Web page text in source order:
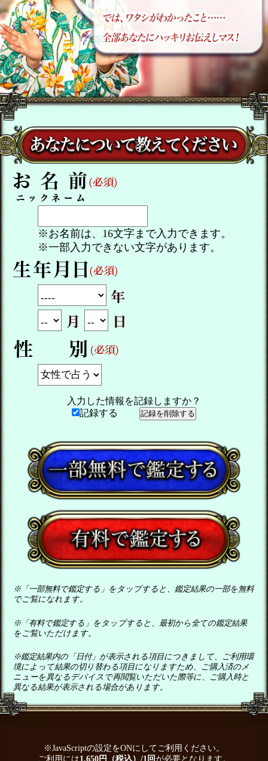
※お名前は、16文字まで入力できます。
※一部入力できない文字があります。
入力した情報を記録しますか？
記録する
※「一部無料で鑑定する」をタップすると、鑑定結果の一部を無料
でご覧になれます。
※「有料で鑑定する」をタップすると、最初から全ての鑑定結果
をご覧いただけます。
※鑑定結果内の「日付」が表示される項目につきまして、ご利用環
境によって結果の切り替わる項目になりますため、ご購入済のメ
ニューを異なるデバイスで再閲覧いただいた際等に、ご購入時と
異なる結果が表示される場合があります。
※JavaScriptの設定をONにしてご利用ください。
ご利用には1,650円（税込）/1回 が必要となります。